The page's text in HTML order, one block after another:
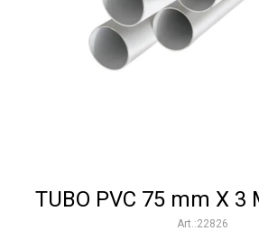
TUBO PVC 75 mm X 3
22826